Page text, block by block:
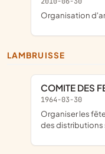
organisation
LAMBRUISSE
COMITE DES
1964-03-30
organiser les fëtes publiques, procurer des loisirs utiles
des distributions